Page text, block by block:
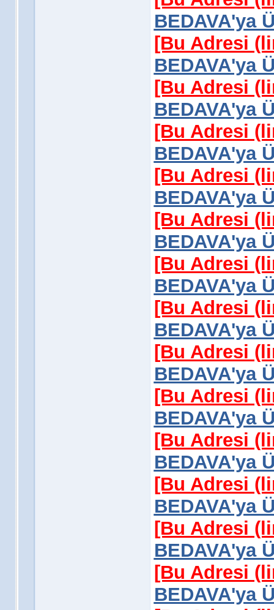
BEDAVA'ya
[Bu Adresi
BEDAVA'ya
[Bu Adresi
BEDAVA'ya
[Bu Adresi
BEDAVA'ya
[Bu Adresi
BEDAVA'ya
[Bu Adresi
BEDAVA'ya
[Bu Adresi
BEDAVA'ya
[Bu Adresi
BEDAVA'ya
[Bu Adresi
BEDAVA'ya
[Bu Adresi
BEDAVA'ya
[Bu Adresi
BEDAVA'ya
[Bu Adresi
BEDAVA'ya
[Bu Adresi
BEDAVA'ya
[Bu Adresi
BEDAVA'ya